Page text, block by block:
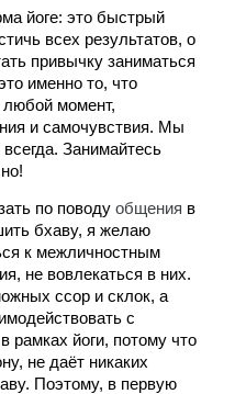
йоге: это быстрый
всех результатов, о
привычку заниматься
именно то, что
момент,
и самочувствия. Мы
Занимайтесь
по поводу общения в
бхаву, я желаю
к межличностным
не вовлекаться в них.
ссор и склок, а
с
йоги, потому что
не даёт никаких
Поэтому, в первую